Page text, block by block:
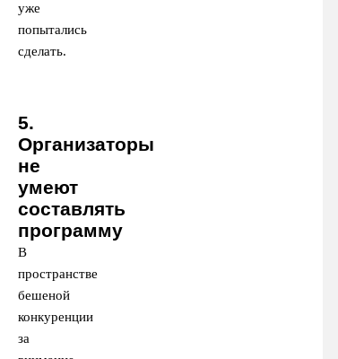
уже
попытались
сделать.
5.
Организаторы
не
умеют
составлять
программу
В
пространстве
бешеной
конкуренции
за